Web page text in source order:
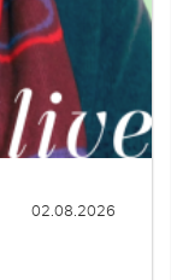
02.08.2026